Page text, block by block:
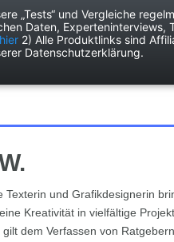
Services
Texterin und Grafikdesignerin
Kreativität in vielfältige
dem Verfassen von
„Tests“ und Vergleiche
Daten, Experteninterviews,
hier 2) Alle Produktlinks sind
Datenschutzerklärung.